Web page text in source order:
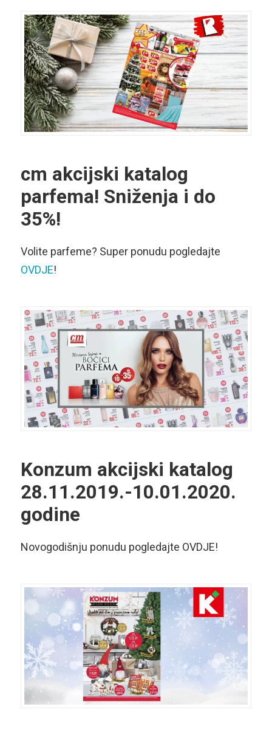
cm akcijski katalog
parfema! Sniženja i do
35%!
Volite parfeme? Super ponudu pogledajte
OVDJE!
Konzum akcijski katalog
28.11.2019.-10.01.2020.
godine
Novogodišnju ponudu pogledajte OVDJE!